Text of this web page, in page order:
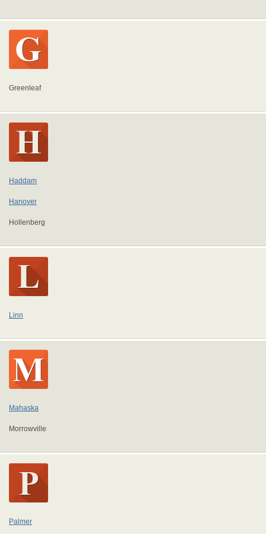
Greenleaf
Haddam
Hanover
Hollenberg
Linn
Mahaska
Morrowville
Palmer